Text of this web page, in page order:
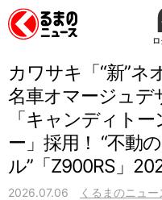
カワサキ「“新”ネ
名車オマージュデ
「キャンディト
ー」採用！ “不動
ル”「Z900RS」
2026.07.06 くるまのニュ